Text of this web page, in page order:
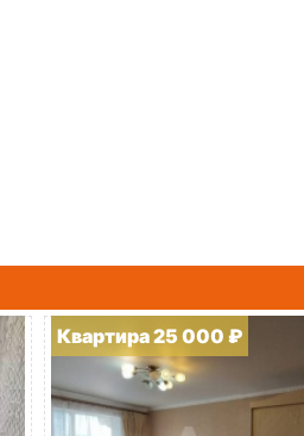
Квартира 25 000 ₽